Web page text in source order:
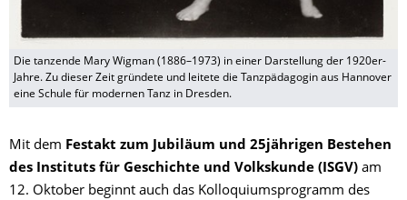
Die tanzende Mary Wigman (1886–1973) in einer Darstellung der 1920er-
Jahre. Zu dieser Zeit gründete und leitete die Tanzpädagogin aus Hannover
eine Schule für modernen Tanz in Dresden.
Mit dem Festakt zum Jubiläum und 25jährigen Bestehen
des Instituts für Geschichte und Volkskunde (ISGV) am
12. Oktober beginnt auch das Kolloquiumsprogramm des